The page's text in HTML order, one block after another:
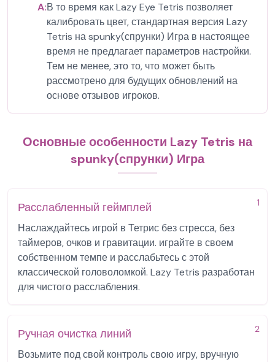
A:В то время как Lazy Eye Tetris позволяет
калибровать цвет, стандартная версия Lazy
Tetris на spunky(спрунки) Игра в настоящее
время не предлагает параметров настройки.
Тем не менее, это то, что может быть
рассмотрено для будущих обновлений на
основе отзывов игроков.
Основные особенности Lazy Tetris на
spunky(спрунки) Игра
1
Расслабленный геймплей
Наслаждайтесь игрой в Тетрис без стресса, без
таймеров, очков и гравитации. играйте в своем
собственном темпе и расслабьтесь с этой
классической головоломкой. Lazy Tetris разработан
для чистого расслабления.
2
Ручная очистка линий
Возьмите под свой контроль свою игру, вручную